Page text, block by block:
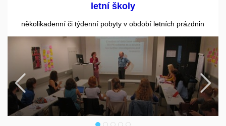
letní školy
několikadenní či týdenní pobyty v období letních prázdnin
Předchozí